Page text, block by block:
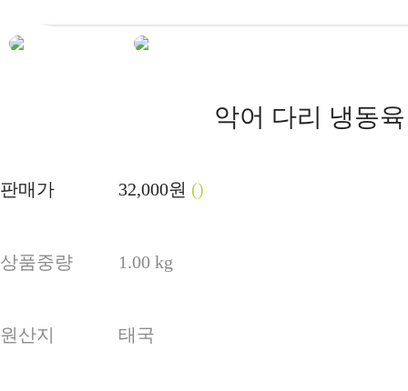
악어 다리 냉동육
판매가 32,000원 ()
상품중량 1.00 kg
원산지 태국